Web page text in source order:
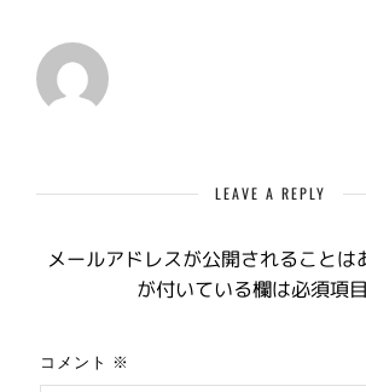
LEAVE A REPLY
メールアドレスが公開されることは
が付いている欄は必須項
コメント ※